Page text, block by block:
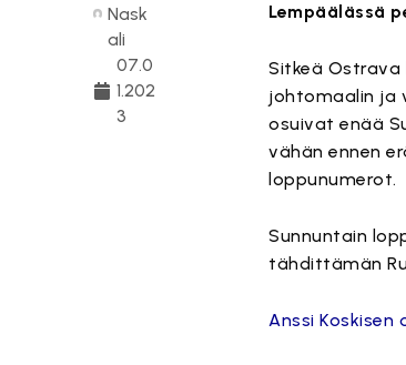
Nask
ali
07.0
1.202
3
Lempäälässä
Sitkeä
johtomaalin ja
osuivat enää
vähän ennen
loppunumerot.
Sunnuntain
tähdittämän
Anssi Koskisen